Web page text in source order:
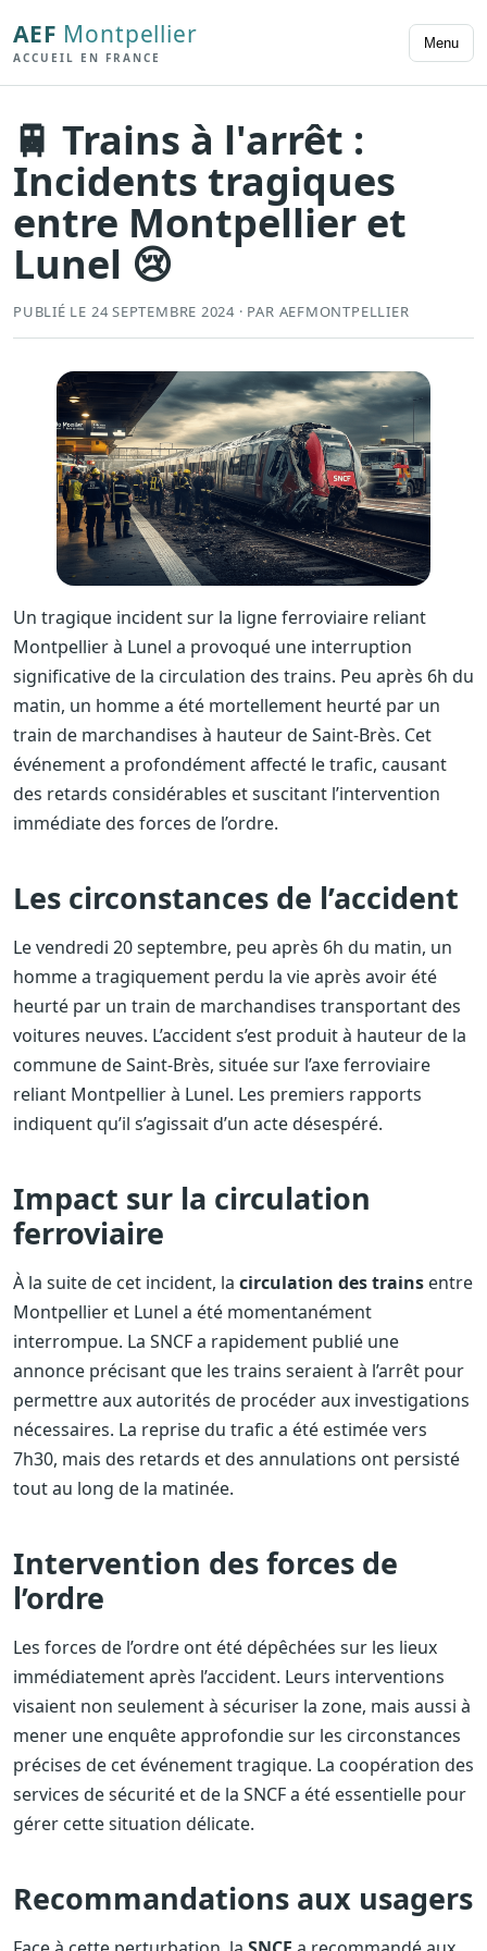
AEF Montpellier
ACCUEIL EN FRANCE
Menu
🚆 Trains à l'arrêt :
Incidents tragiques
entre Montpellier et
Lunel 😢
PUBLIÉ LE 24 SEPTEMBRE 2024 · PAR AEFMONTPELLIER
Un tragique incident sur la ligne ferroviaire reliant
Montpellier à Lunel a provoqué une interruption
significative de la circulation des trains. Peu après 6h du
matin, un homme a été mortellement heurté par un
train de marchandises à hauteur de Saint-Brès. Cet
événement a profondément affecté le trafic, causant
des retards considérables et suscitant l’intervention
immédiate des forces de l’ordre.
Les circonstances de l’accident
Le vendredi 20 septembre, peu après 6h du matin, un
homme a tragiquement perdu la vie après avoir été
heurté par un train de marchandises transportant des
voitures neuves. L’accident s’est produit à hauteur de la
commune de Saint-Brès, située sur l’axe ferroviaire
reliant Montpellier à Lunel. Les premiers rapports
indiquent qu’il s’agissait d’un acte désespéré.
Impact sur la circulation
ferroviaire
À la suite de cet incident, la circulation des trains entre
Montpellier et Lunel a été momentanément
interrompue. La SNCF a rapidement publié une
annonce précisant que les trains seraient à l’arrêt pour
permettre aux autorités de procéder aux investigations
nécessaires. La reprise du trafic a été estimée vers
7h30, mais des retards et des annulations ont persisté
tout au long de la matinée.
Intervention des forces de
l’ordre
Les forces de l’ordre ont été dépêchées sur les lieux
immédiatement après l’accident. Leurs interventions
visaient non seulement à sécuriser la zone, mais aussi à
mener une enquête approfondie sur les circonstances
précises de cet événement tragique. La coopération des
services de sécurité et de la SNCF a été essentielle pour
gérer cette situation délicate.
Recommandations aux usagers